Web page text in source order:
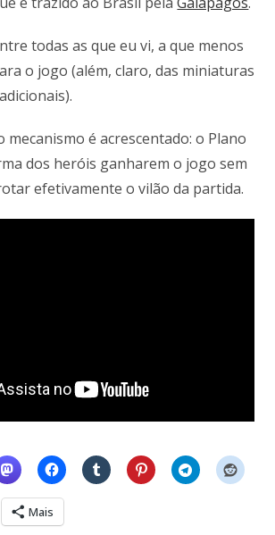
todas as que eu vi, a que menos
o jogo (além, claro, das miniaturas
mecanismo é acrescentado: o Plano
dos heróis ganharem o jogo sem
efetivamente o vilão da partida.
Mais